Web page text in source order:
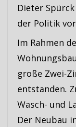
Dieter
der Politik
Im Rahmen
große Zwei-
entstanden.
Wasch- und
Der Neubau